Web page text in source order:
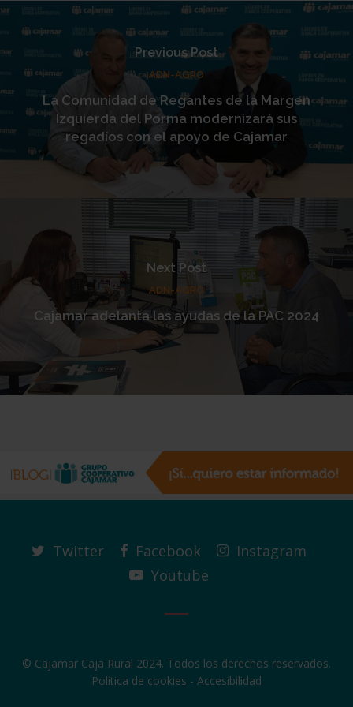
Previous Post
ADN-AGRO
La Comunidad de Regantes de la Margen
Izquierda del Porma modernizará sus
regadíos con el apoyo de Cajamar
Next Post
ADN-AGRO
Cajamar adelanta las ayudas de la PAC 2024
Twitter Facebook
Instagram
Youtube
© Cajamar Caja Rural 2024. Todos los derechos reservados.
Política de cookies - Accesibilidad